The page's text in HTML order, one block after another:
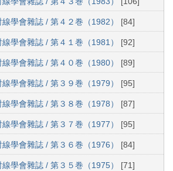
線學會雜誌 / 第４２巻（1982） [84]
線學會雜誌 / 第４１巻（1981） [92]
線學會雜誌 / 第４０巻（1980） [89]
線學會雜誌 / 第３９巻（1979） [95]
線學會雜誌 / 第３８巻（1978） [87]
線學會雜誌 / 第３７巻（1977） [95]
線學會雜誌 / 第３６巻（1976） [84]
線學會雜誌 / 第３５巻（1975） [71]